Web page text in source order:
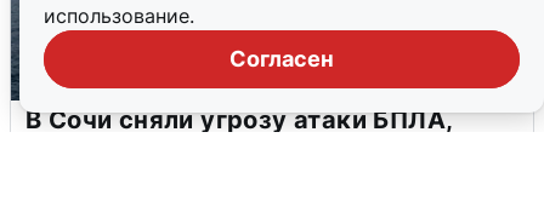
использование.
Согласен
В Сочи сняли угрозу атаки БПЛА,